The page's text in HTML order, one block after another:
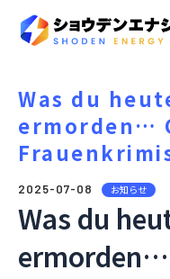
Was du
ermorden…
2025-07-08 お知らせ
Was du